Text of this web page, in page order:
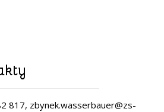
817, zbynek.wasserbauer@zs-